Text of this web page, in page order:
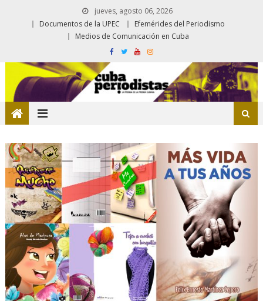
jueves, agosto 06, 2026
Documentos de la UPEC
Efemérides del Periodismo
Medios de Comunicación en Cuba